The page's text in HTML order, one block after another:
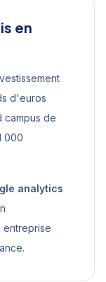
en
d'euros
campus de
000
analytics
entreprise
.